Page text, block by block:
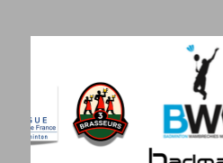
Badminton
Marquette
Bienvenue sur le site du BWM